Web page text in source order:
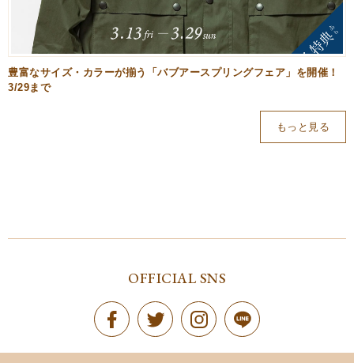
豊富なサイズ・カラーが揃う「バブアースプリングフェア」を開催！
3/29まで
もっと見る
OFFICIAL SNS